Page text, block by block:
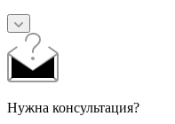
Нужна консультация?